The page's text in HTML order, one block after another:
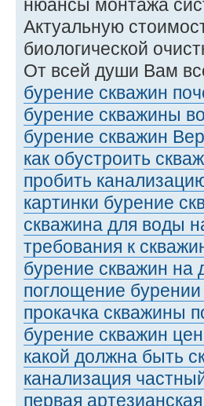
нюансы монтажа
Актуальную
биологической
От всей души Вам
бурение скважин
бурение скважины
бурение скважин
как обустроить
пробить
картинки бурение
скважина для воды
требования к
бурение скважин на
поглощение
прокачка скважины
бурение скважин
какой должна быть
канализация
первая